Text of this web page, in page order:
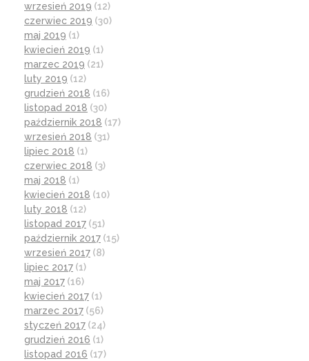
wrzesień 2019 (12)
czerwiec 2019 (30)
maj 2019 (1)
kwiecień 2019 (1)
marzec 2019 (21)
luty 2019 (12)
grudzień 2018 (16)
listopad 2018 (30)
październik 2018 (17)
wrzesień 2018 (31)
lipiec 2018 (1)
czerwiec 2018 (3)
maj 2018 (1)
kwiecień 2018 (10)
luty 2018 (12)
listopad 2017 (51)
październik 2017 (15)
wrzesień 2017 (8)
lipiec 2017 (1)
maj 2017 (16)
kwiecień 2017 (1)
marzec 2017 (56)
styczeń 2017 (24)
grudzień 2016 (1)
listopad 2016 (17)